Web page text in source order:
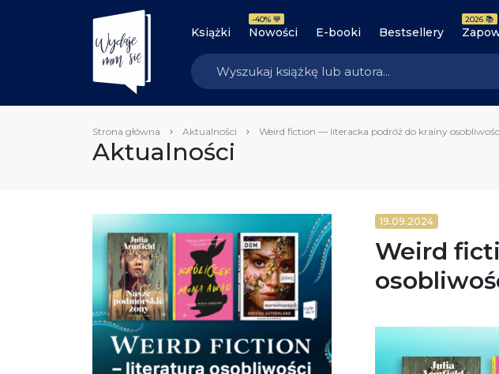
Książki Nowości
-40% 💙
E-booki Bestsellery
2026 📚
Strona główna Aktualności Weird fiction — literacka podróż do krainy
Aktualności
19.09.2024
Weird